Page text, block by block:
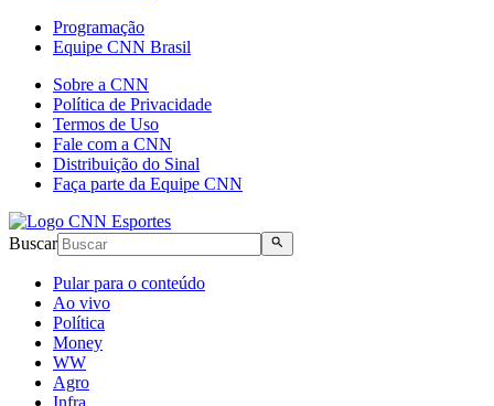
Programação
Equipe CNN Brasil
Sobre a CNN
Política de Privacidade
Termos de Uso
Fale com a CNN
Distribuição do Sinal
Faça parte da Equipe CNN
Buscar
Pular para o conteúdo
Ao vivo
Política
Money
WW
Agro
Infra